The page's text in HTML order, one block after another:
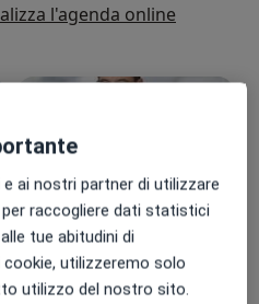
l'agenda online
ai nostri partner di utilizzare
raccogliere dati statistici
tue abitudini di
utilizzeremo solo
utilizzo del nostro sito.